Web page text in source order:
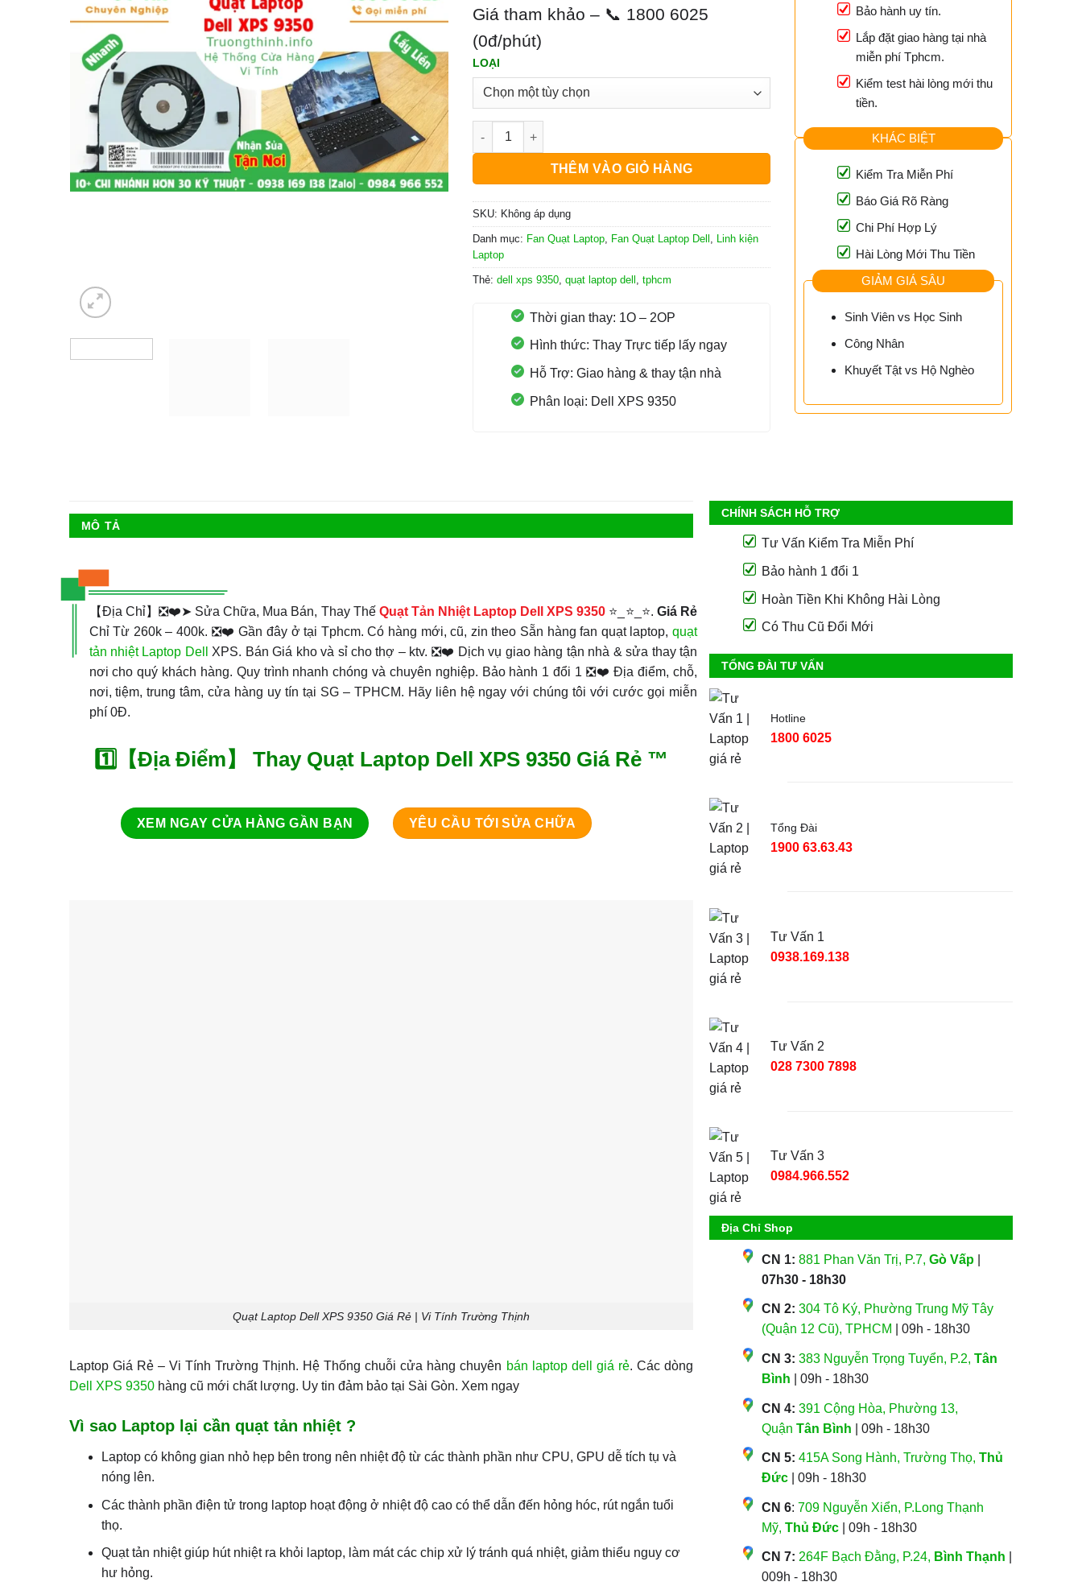
Giá tham khảo – 📞 1800 6025
(0đ/phút)
LOẠI
Quạt Laptop Dell XPS 9350 số lượng
THÊM VÀO GIỎ HÀNG
SKU: Không áp dụng
Danh mục: Fan Quạt Laptop Fan Quạt Laptop Dell
Linh kiện
Laptop
Thẻ: dell xps 9350 quạt laptop dell tphcm
Thời gian thay: 1O – 2OP
Hình thức: Thay Trực tiếp lấy ngay
Hỗ Trợ: Giao hàng & thay tận nhà
Phân loại: Dell XPS 9350
Bảo hành uy tín.
Lắp đặt giao hàng tại nhà
miễn phí Tphcm.
Kiểm test hài lòng mới thu
tiền.
KHÁC BIỆT
Kiểm Tra Miễn Phí
Báo Giá Rõ Ràng
Chi Phí Hợp Lý
Hài Lòng Mới Thu Tiền
GIẢM GIÁ SÂU
Sinh Viên vs Học Sinh
Công Nhân
Khuyết Tật vs Hộ Nghèo
MÔ TẢ
【Địa Chỉ】❎❤️➤ Sửa Chữa, Mua Bán, Thay Thế Quạt Tản Nhiệt Laptop Dell XPS 9350 ⭐_⭐_⭐. Giá Rẻ
Chỉ Từ 260k – 400k. ❎❤️ Gần đây ở tại Tphcm. Có hàng mới, cũ, zin theo Sẵn hàng fan quạt laptop, quạt
tản nhiệt Laptop Dell
XPS. Bán Giá kho và sỉ cho thợ – ktv. ❎❤️ Dịch vụ giao hàng tận nhà & sửa thay tận
nơi cho quý khách hàng. Quy trình nhanh chóng và chuyên nghiệp. Bảo hành 1 đổi 1 ❎❤️ Địa điểm, chỗ,
nơi, tiệm, trung tâm, cửa hàng uy tín tại SG – TPHCM. Hãy liên hệ ngay với chúng tôi với cước gọi miễn
phí 0Đ.
1️⃣【Địa Điểm】 Thay Quạt Laptop Dell XPS 9350 Giá Rẻ ™
XEM NGAY CỬA HÀNG GẦN BẠN YÊU CẦU TỚI SỬA CHỮA
Quạt Laptop Dell XPS 9350 Giá Rẻ | Vi Tính Trường Thịnh
Laptop Giá Rẻ – Vi Tính Trường Thịnh. Hệ Thống chuỗi cửa hàng chuyên bán laptop dell giá rẻ. Các dòng
Dell XPS 9350hàng cũ mới chất lượng. Uy tin đảm bảo tại Sài Gòn. Xem ngay
Vì sao Laptop lại cần quạt tản nhiệt ?
Laptop có không gian nhỏ hẹp bên trong nên nhiệt độ từ các thành phần như CPU, GPU dễ tích tụ và
nóng lên.
Các thành phần điện tử trong laptop hoạt động ở nhiệt độ cao có thể dẫn đến hỏng hóc, rút ngắn tuổi
thọ.
Quạt tản nhiệt giúp hút nhiệt ra khỏi laptop, làm mát các chip xử lý tránh quá nhiệt, giảm thiểu nguy cơ
hư hỏng.
CHÍNH SÁCH HỖ TRỢ
Tư Vấn Kiểm Tra Miễn Phí
Bảo hành 1 đổi 1
Hoàn Tiền Khi Không Hài Lòng
Có Thu Cũ Đổi Mới
TỔNG ĐÀI TƯ VẤN
Hotline
1800 6025
Tổng Đài
1900 63.63.43
Tư Vấn 1
0938.169.138
Tư Vấn 2
028 7300 7898
Tư Vấn 3
0984.966.552
Địa Chỉ Shop
CN 1: 881 Phan Văn Trị, P.7, Gò Vấp|
07h30 - 18h30
CN 2: 304 Tô Ký, Phường Trung Mỹ Tây
(Quận 12 Cũ), TPHCM | 09h - 18h30
CN 3: 383 Nguyễn Trọng Tuyển, P.2, Tân
Bình | 09h - 18h30
CN 4: 391 Cộng Hòa, Phường 13,
Quận Tân Bình | 09h - 18h30
CN 5: 415A Song Hành, Trường Thọ, Thủ
Đức| 09h - 18h30
CN 6: 709 Nguyễn Xiển, P.Long Thạnh
Mỹ, Thủ Đức| 09h - 18h30
CN 7: 264F Bạch Đằng, P.24, Bình Thạnh
009h - 18h30